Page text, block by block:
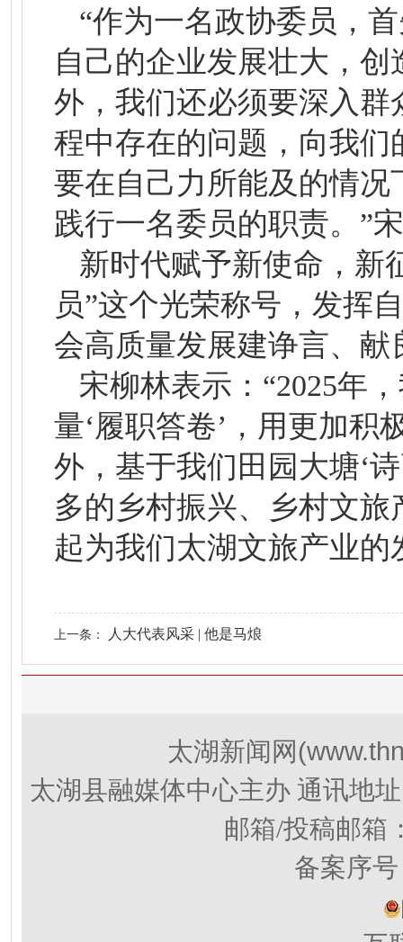
“作为一名政协委员，
自己的企业发展壮大，
外，我们还必须要深入
程中存在的问题，向我
要在自己力所能及的情
践行一名委员的职责。”
新时代赋予新使命，新
员”这个光荣称号，发挥
会高质量发展建诤言、献
宋柳林表示：“2025年
量‘履职答卷’，用更加
外，基于我们田园大塘‘
多的乡村振兴、乡村文
起为我们太湖文旅产业
上一条： 人大代表风采 | 他是马烺
太湖新闻网
太湖县融媒体中心主办 通讯地
邮箱/投稿邮箱
备案序